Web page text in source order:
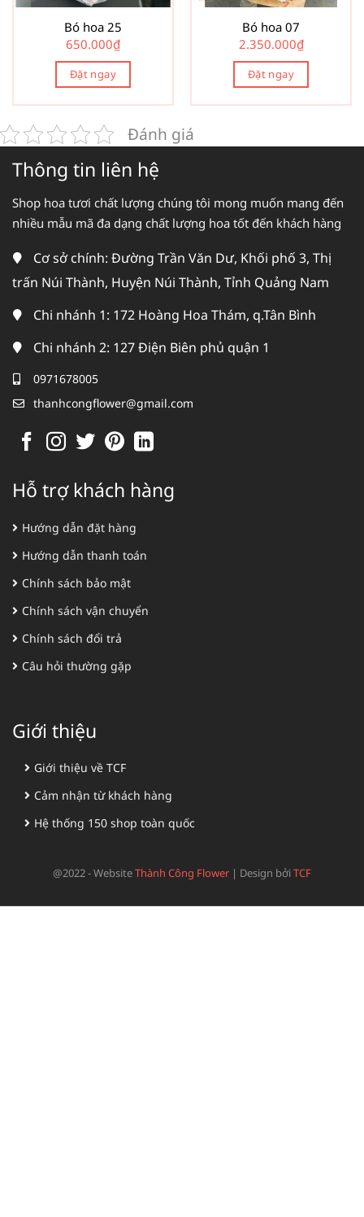
Bó hoa 25
650.000₫
Đặt ngay
Bó hoa 07
2.350.000₫
Đặt ngay
Đánh giá
Thông tin liên hệ
Shop hoa tươi chất lượng chúng tôi mong muốn mang đến
nhiều mẫu mã đa dạng chất lượng hoa tốt đến khách hàng
Cơ sở chính: Đường Trần Văn Dư, Khối phố 3, Thị
trấn Núi Thành, Huyện Núi Thành, Tỉnh Quảng Nam
Chi nhánh 1: 172 Hoàng Hoa Thám, q.Tân Bình
Chi nhánh 2: 127 Điện Biên phủ quận 1
0971678005
thanhcongflower@gmail.com
Hỗ trợ khách hàng
Hướng dẫn đặt hàng
Hướng dẫn thanh toán
Chính sách bảo mật
Chính sách vận chuyển
Chính sách đổi trả
Câu hỏi thường gặp
Giới thiệu
Giới thiệu về TCF
Cảm nhận từ khách hàng
Hệ thống 150 shop toàn quốc
@2022 - WebsiteThành Công Flower | Design bởiTCF